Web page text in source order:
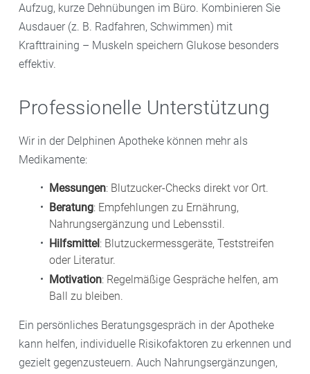
Aufzug, kurze Dehnübungen im Büro. Kombinieren Sie
Ausdauer (z. B. Radfahren, Schwimmen) mit
Krafttraining – Muskeln speichern Glukose besonders
effektiv.
Professionelle Unterstützung
Wir in der Delphinen Apotheke können mehr als
Medikamente:
Messungen: Blutzucker-Checks direkt vor Ort.
Beratung: Empfehlungen zu Ernährung,
Nahrungsergänzung und Lebensstil.
Hilfsmittel : Blutzuckermessgeräte, Teststreifen
oder Literatur.
Motivation: Regelmäßige Gespräche helfen, am
Ball zu bleiben.
Ein persönliches Beratungsgespräch in der Apotheke
kann helfen, individuelle Risikofaktoren zu erkennen und
gezielt gegenzusteuern. Auch Nahrungsergänzungen,